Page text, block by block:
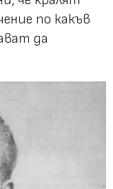
по какъв
да